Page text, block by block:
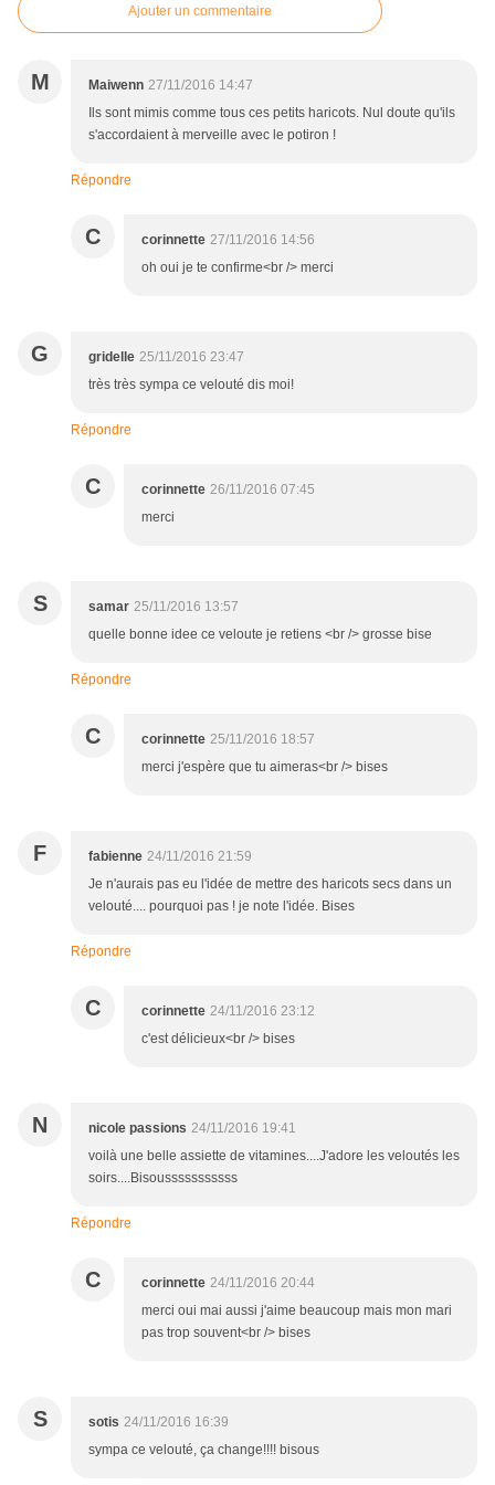
Ajouter un commentaire
M Maiwenn 27/11/2016 14:47
Ils sont mimis comme tous ces petits haricots. Nul doute qu'ils
s'accordaient à merveille avec le potiron !
Répondre
C corinnette 27/11/2016 14:56
oh oui je te confirme<br /> merci
G gridelle 25/11/2016 23:47
très très sympa ce velouté dis moi!
Répondre
C corinnette 26/11/2016 07:45
merci
S samar 25/11/2016 13:57
quelle bonne idee ce veloute je retiens <br /> grosse bise
Répondre
C corinnette 25/11/2016 18:57
merci j'espère que tu aimeras<br /> bises
F fabienne 24/11/2016 21:59
Je n'aurais pas eu l'idée de mettre des haricots secs dans un
velouté.... pourquoi pas ! je note l'idée. Bises
Répondre
C corinnette 24/11/2016 23:12
c'est délicieux<br /> bises
N nicole passions 24/11/2016 19:41
voilà une belle assiette de vitamines....J'adore les veloutés les
soirs....Bisousssssssssss
Répondre
C corinnette 24/11/2016 20:44
merci oui mai aussi j'aime beaucoup mais mon mari
pas trop souvent<br /> bises
S sotis 24/11/2016 16:39
sympa ce velouté, ça change!!!! bisous